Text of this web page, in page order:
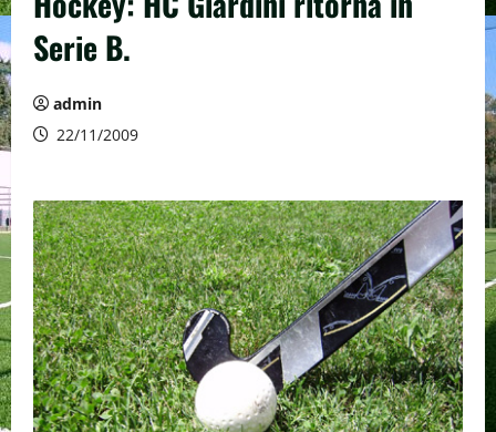
Serie B.
admin
22/11/2009